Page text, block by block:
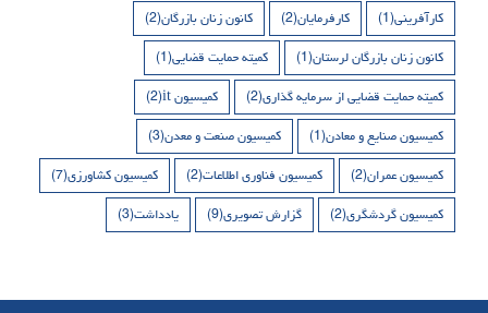
کارآفرینی(1) کارفرمایان(2) کانون زنان بازرگان(2)
کانون زنان بازرگان لرستان(1) کمیته حمایت قضایی(1)
کمیته حمایت قضایی از سرمایه گذاری(2) کمیسیون it (2)
کمیسیون صنایع و معادن(1) کمیسیون صنعت و معدن(3)
کمیسیون عمران(2) کمیسیون فناوری اطلاعات(2) کمیسیون کشاورزی(7)
کمیسیون گردشگری(2) گزارش تصویری(9) یادداشت(3)